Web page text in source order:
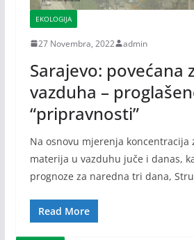
EKOLOGIJA
27 Novembra, 2022 admin
Sarajevo: povećana
vazduha –
“pripravnosti”
Na osnovu mjerenja koncentracija
materija u vazduhu juče i danas,
prognoze za naredna tri dana,
Read More